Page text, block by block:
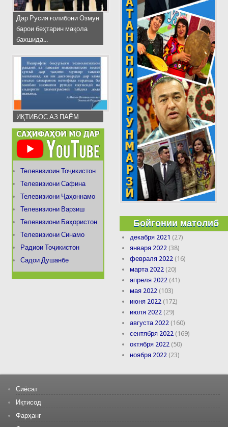
Дар Русия ғолибони Озмун
барои беҳтарин мақола
бахшида...
ИҚТИБОС АЗ ПАЁМ
Телевизиоин Тоҷикистон
Телевизиони Сафина
Телевизиони Ҷаҳоннамо
Телевизиони Варзиш
Телевизиони Баҳористон
Телевизиони Синамо
Радиои Тоҷикистон
Садои Душанбе
Бойгонии матолиб
декабря 2021 (27)
января 2022 (38)
февраля 2022 (16)
марта 2022 (20)
апреля 2022 (41)
мая 2022 (103)
июня 2022 (172)
июля 2022 (29)
августа 2022 (160)
сентября 2022 (169)
октября 2022 (50)
ноября 2022 (23)
Сиёсат
Иқтисод
Фарҳанг